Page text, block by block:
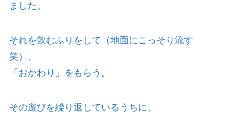
ました。
それを飲むふりをして（地面にこっそり流す
笑）、
「おかわり」をもらう。
その遊びを繰り返しているうちに、